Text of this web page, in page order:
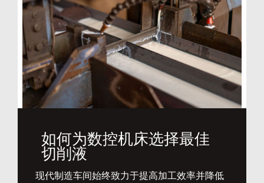
如何为数控机床选择最佳
切削液
​现代制造车间始终致力于提高加工效率并降低